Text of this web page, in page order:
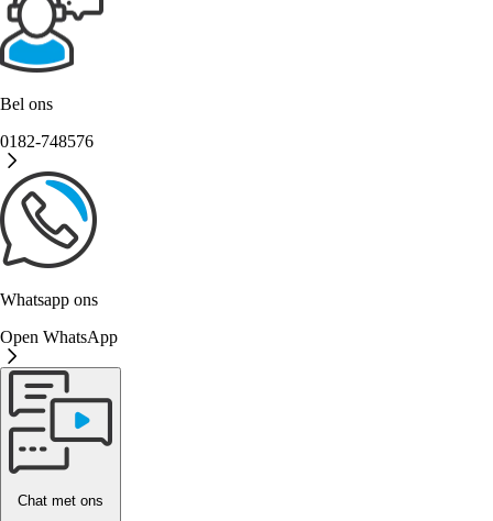
Bel ons
0182-748576
Whatsapp ons
Open WhatsApp
Chat met ons